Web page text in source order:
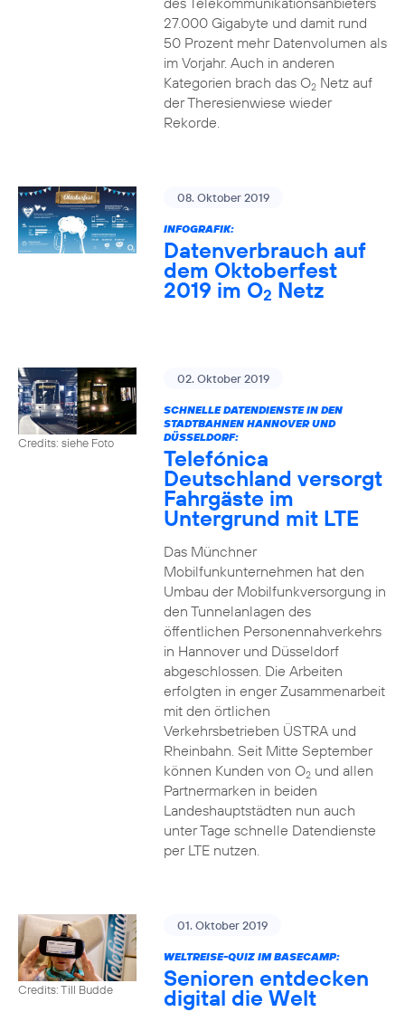
27.000 Gigabyte und damit rund
50 Prozent mehr Datenvolumen als
im Vorjahr. Auch in anderen
Kategorien brach das O2Netz auf
der Theresienwiese wieder
Rekorde.
08. Oktober 2019
INFOGRAFIK:
Datenverbrauch auf
dem Oktoberfest
2019 im O2 Netz
Credits: siehe Foto
02. Oktober 2019
SCHNELLE DATENDIENSTE IN DEN
STADTBAHNEN HANNOVER UND
DÜSSELDORF:
Telefónica
Deutschland versorgt
Fahrgäste im
Untergrund mit LTE
Das Münchner
Mobilfunkunternehmen hat den
Umbau der Mobilfunkversorgung in
den Tunnelanlagen des
öffentlichen Personennahverkehrs
in Hannover und Düsseldorf
abgeschlossen. Die Arbeiten
erfolgten in enger Zusammenarbeit
mit den örtlichen
Verkehrsbetrieben ÜSTRA und
Rheinbahn. Seit Mitte September
können Kunden von O2und allen
Partnermarken in beiden
Landeshauptstädten nun auch
unter Tage schnelle Datendienste
per LTE nutzen.
Credits: Till Budde
01. Oktober 2019
WELTREISE-QUIZ IM BASECAMP:
Senioren entdecken
digital die Welt